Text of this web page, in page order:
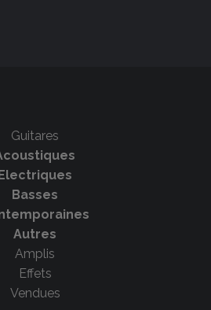
Guitares
Basses
Autres
Amplis
Effets
Vendues